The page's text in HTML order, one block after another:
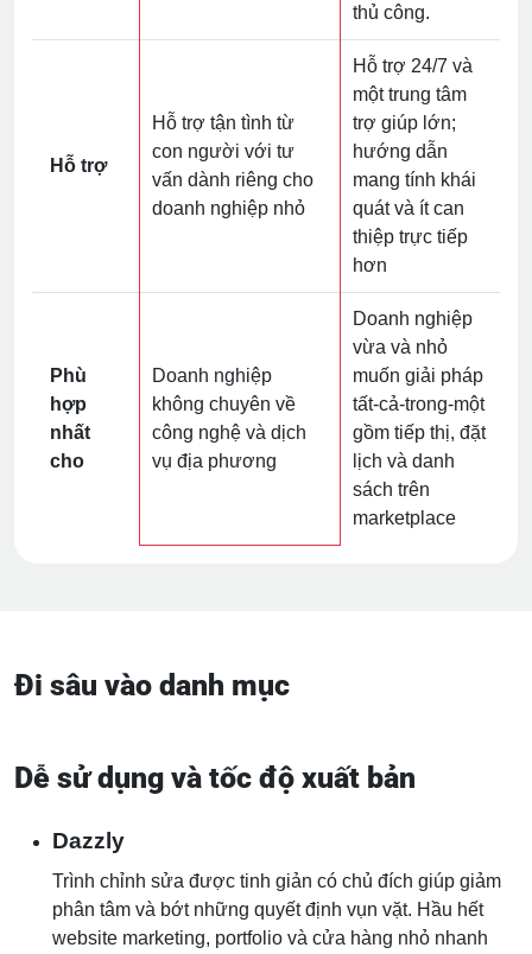
thủ công.
Hỗ trợ
Hỗ trợ tận tình từ
con người với tư
vấn dành riêng cho
doanh nghiệp nhỏ
Hỗ trợ 24/7 và
một trung tâm
trợ giúp lớn;
hướng dẫn
mang tính khái
quát và ít can
thiệp trực tiếp
hơn
Phù
hợp
nhất
cho
Doanh nghiệp
không chuyên về
công nghệ và dịch
vụ địa phương
Doanh nghiệp
vừa và nhỏ
muốn giải pháp
tất‑cả‑trong‑một
gồm tiếp thị, đặt
lịch và danh
sách trên
marketplace
Đi sâu vào danh mục
Dễ sử dụng và tốc độ xuất bản
Dazzly
Trình chỉnh sửa được tinh giản có chủ đích giúp giảm
phân tâm và bớt những quyết định vụn vặt. Hầu hết
website marketing, portfolio và cửa hàng nhỏ nhanh